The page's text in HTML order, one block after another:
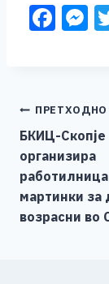
F
b
o
o
k
M
n
g
er
на
напис
ПРЕТХОДНО
БКИЦ-Скопје
организира
мартинки за
возрасни во